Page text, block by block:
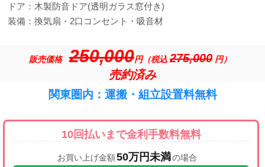
ドア：木製防音ドア(透明ガラス窓付き)
装備：換気扇・2口コンセント・吸音材
販売価格 250,000円（税込 275,000 円）
売約済み
関東圏内：運搬・組立設置料無料
10回払いまで金利手数料無料
お買い上げ金額50万円未満の場合